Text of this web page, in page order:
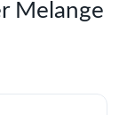
Melange